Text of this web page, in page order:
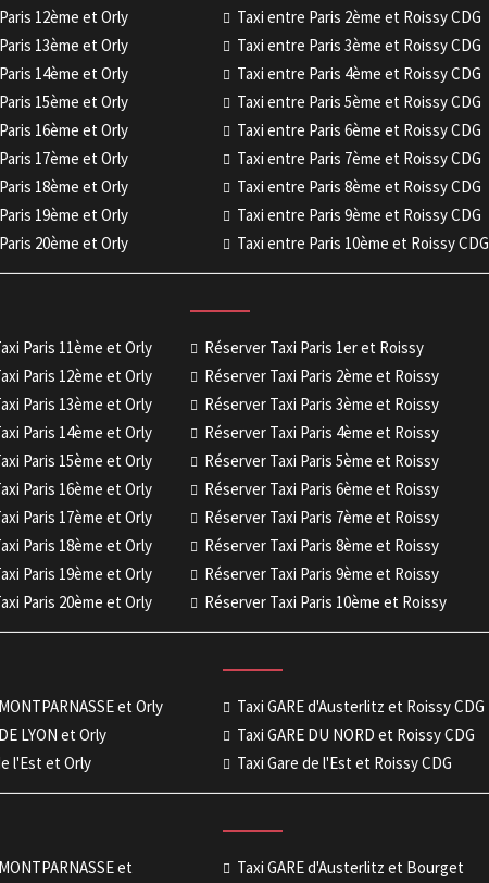
12ème et Orly
13ème et Orly
14ème et Orly
15ème et Orly
16ème et Orly
17ème et Orly
18ème et Orly
19ème et Orly
20ème et Orly
Taxi entre Paris 2ème et Roissy CDG
Taxi entre Paris 3ème et Roissy CDG
Taxi entre Paris 4ème et Roissy CDG
Taxi entre Paris 5ème et Roissy CDG
Taxi entre Paris 6ème et Roissy CDG
Taxi entre Paris 7ème et Roissy CDG
Taxi entre Paris 8ème et Roissy CDG
Taxi entre Paris 9ème et Roissy CDG
Taxi entre Paris 10ème et Roissy CDG
Paris 11ème et Orly
Paris 12ème et Orly
Paris 13ème et Orly
Paris 14ème et Orly
Paris 15ème et Orly
Paris 16ème et Orly
Paris 17ème et Orly
Paris 18ème et Orly
Paris 19ème et Orly
Paris 20ème et Orly
Réserver Taxi Paris 1er et Roissy
Réserver Taxi Paris 2ème et Roissy
Réserver Taxi Paris 3ème et Roissy
Réserver Taxi Paris 4ème et Roissy
Réserver Taxi Paris 5ème et Roissy
Réserver Taxi Paris 6ème et Roissy
Réserver Taxi Paris 7ème et Roissy
Réserver Taxi Paris 8ème et Roissy
Réserver Taxi Paris 9ème et Roissy
Réserver Taxi Paris 10ème et Roissy
et Orly
LYON et Orly
l'Est et Orly
Taxi GARE d'Austerlitz et Roissy CDG
Taxi GARE DU NORD et Roissy CDG
Taxi Gare de l'Est et Roissy CDG
et Taxi GARE d'Austerlitz et Bourget